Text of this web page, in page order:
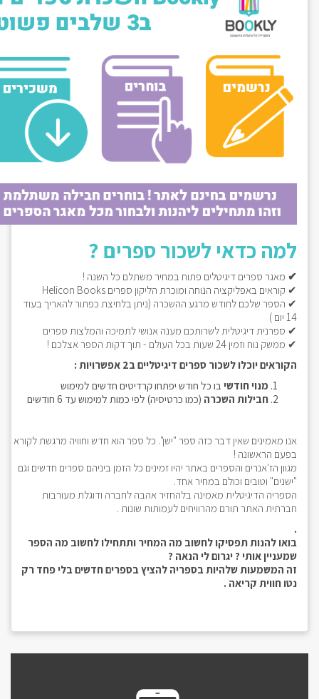
למה כדאי לשכור ספרים ?
✔ מאגר ספרים דיגיטלים פתוח במחיר משתלם כל השנה !
✔ קוראים באפליקציה הנוחה ומוכרת הליקון ספרים Helicon Books
✔ הספר שלכם לחודש מרגע ההשכרה (ניתן בלחיצת כפתור להאריך בעוד
14 יום )
✔ ספרנית דיגיטלית לשרותכם מענה אנושי לתמיכה והמלצות ספרים
✔ ממשק נוח וזמין 24 שעות בכל העולם - תוך דקות הספר אצלכם !
הקוראים יוכלו לשכור ספרים דיגיטליים ב2 אפשרויות :
מנוי חודשי בו כל חודש יפתחו קרדיטים חדשים למימוש
חבילות השכרה (כמו כרטיסיה) לפי כמות למימוש עד 6 חודשים
אנו מאמינים שאין דבר כזה ספר "ישן". כל ספר הוא חדש וחוויה מרגשת לקורא
בפעם הראשונה !
מגוון הז'אנרים והספרים באתר יהיו זמינים כל הזמן ביניהם ספרים חדשים וגם
"ישנים" וטובים וכולם במחיר אחד.
הספריה הדיגיטלית מאמינה בלהחזיר אהבה לחברה ודוגלת מעורבות
חברתית האתר תורם מהרוויחים לעמותות שונות .
.
בואו להנות תפסיקו לחשוב מה המחיר ותתחילו לחשוב מה הספר
שמעניין אותי ? יגרום לי הנאה ?
זה המשמעות שלהיות בספריה להציץ בספרים חדשים בלי פחד רק
נטו חווית קריאה .